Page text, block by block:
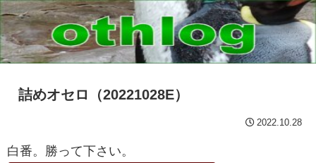
詰めオセロ（20221028E）
2022.10.28
白番。勝って下さい。